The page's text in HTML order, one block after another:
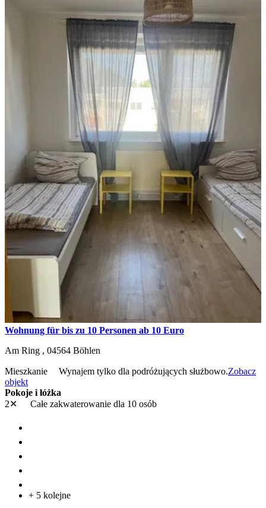
Wohnung für bis zu 10 Personen ab 10 Euro
Am Ring , 04564 Böhlen
Mieszkanie Wynajem tylko dla podróżujących służbowo.Zobacz
objekt
Pokoje i łóżka
2✕
Całe zakwaterowanie dla 10 osób
+ 5 kolejne